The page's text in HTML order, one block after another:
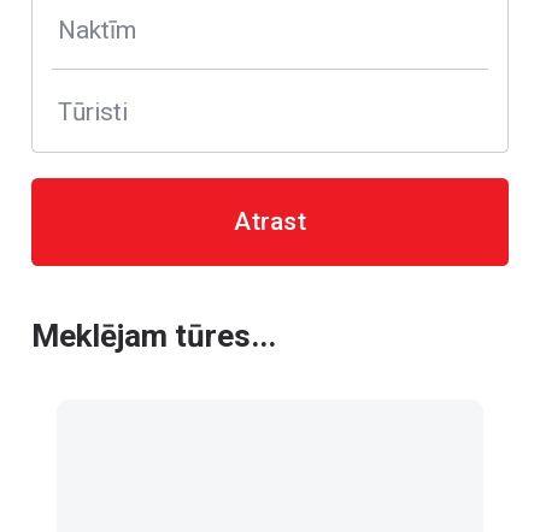
Naktīm
Tūristi
Atrast
Meklējam tūres...